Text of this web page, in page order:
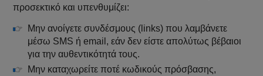
προσεκτικό και υπενθυμίζει:
Μην ανοίγετε συνδέσμους (links) που λαμβάνετε
μέσω SMS ή email, εάν δεν είστε απολύτως βέβαιοι
για την αυθεντικότητά τους.
Μην καταχωρείτε ποτέ κωδικούς πρόσβασης,